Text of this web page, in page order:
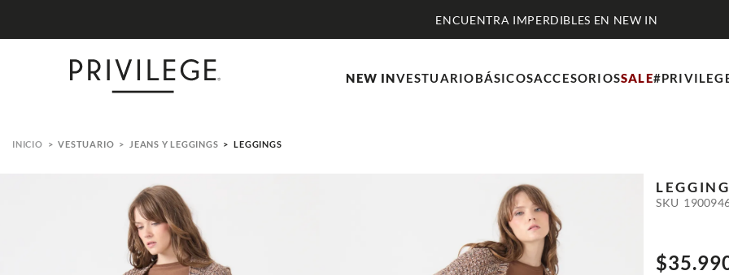
ENCUENTRA IMPERDIBLES EN NEW IN
NEW INVESTUARIOBÁSICOSACCESORIOSSALE
VESTUARIO JEANS Y LEGGINGS LEGGINGS
SKU
$35.